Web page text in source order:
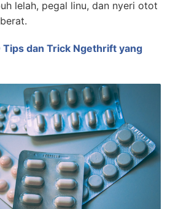
lelah, pegal linu, dan nyeri otot
Tips dan Trick Ngethrift yang